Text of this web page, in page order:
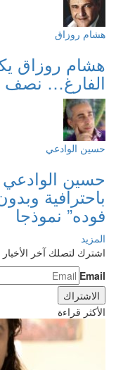
هشام روزاق
هشام روزاق
الفارغ… نصف
حسين الوادعي
حسين
باحترافية
فوده” نموذجا
المزيد
اشترك لتصلك آخر الأخبار
Email
الأكثر قراءة